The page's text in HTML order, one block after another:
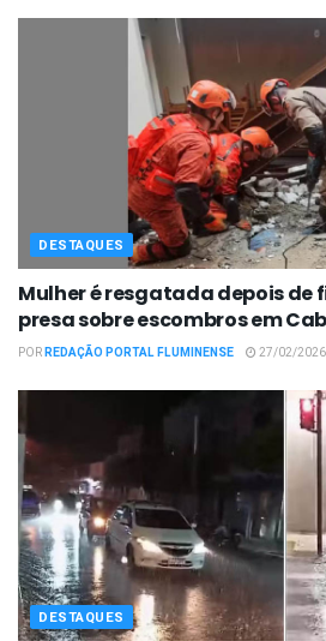
DESTAQUES
Mulher é resgatada depois de
presa sobre escombros em
PORREDAÇÃO PORTAL FLUMINENSE 27/02/2026
DESTAQUES